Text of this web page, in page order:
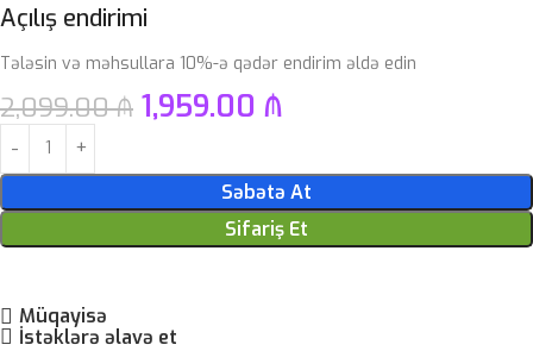
Açılış endirimi
Tələsin və məhsullara 10%-ə qədər endirim əldə edin
2,099.00₼ 1,959.00 ₼
Səbətə At
Sifariş Et
Müqayisə
İstəklərə əlavə et